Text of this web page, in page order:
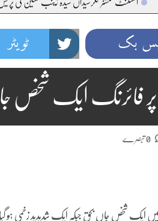
اسسٹنٹ کمشنر کلرسیداں سیدہ زینب حسین کی پریس
بک ٹویٹر
پر فائرنگ ایک شخص
ایک شخص جاں بحق جبکہ ایک شدیدید زخمی ہو